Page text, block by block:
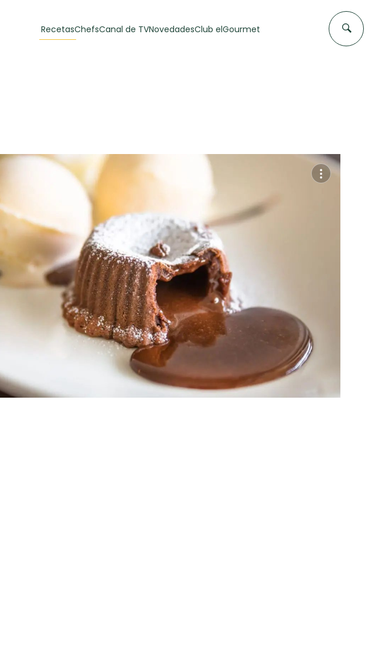
Recetas
trucha
queso
EMPANADAS DE
CARNE
60 min
FLAN CASERO
50 min
ChefsCanal de TVNovedadesClub elGourmet